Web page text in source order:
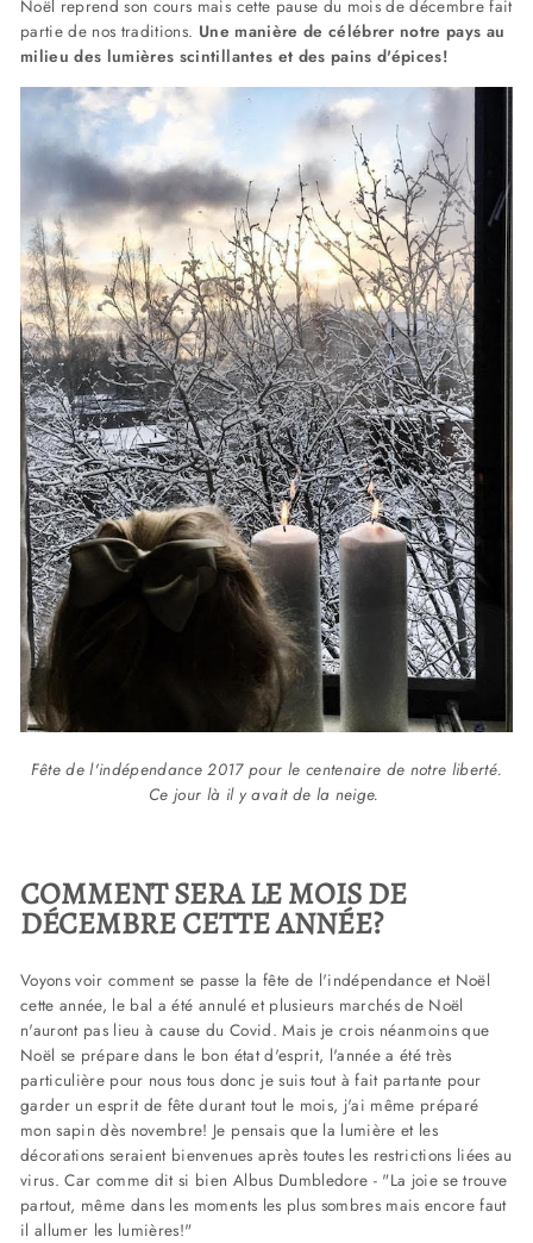
Noël reprend son cours mais cette pause du mois de décembre fait
partie de nos traditions. Une manière de célébrer notre pays au
milieu des lumières scintillantes et des pains d'épices!
Fête de l'indépendance 2017 pour le centenaire de notre liberté.
Ce jour là il y avait de la neige.
COMMENT SERA LE MOIS DE
DÉCEMBRE CETTE ANNÉE?
Voyons voir comment se passe la fête de l'indépendance et Noël
cette année, le bal a été annulé et plusieurs marchés de Noël
n'auront pas lieu à cause du Covid. Mais je crois néanmoins que
Noël se prépare dans le bon état d'esprit, l'année a été très
particulière pour nous tous donc je suis tout à fait partante pour
garder un esprit de fête durant tout le mois, j'ai même préparé
mon sapin dès novembre! Je pensais que la lumière et les
décorations seraient bienvenues après toutes les restrictions liées au
virus. Car comme dit si bien Albus Dumbledore - "La joie se trouve
partout, même dans les moments les plus sombres mais encore faut
il allumer les lumières!"